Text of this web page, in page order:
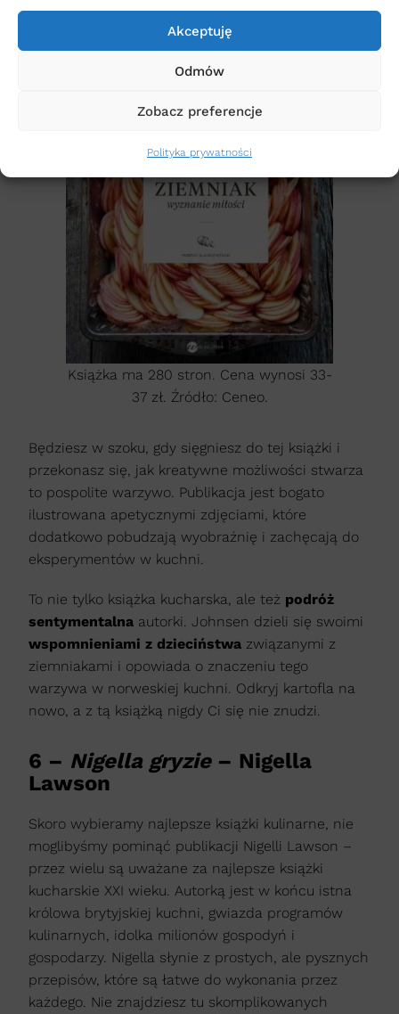
Akceptuję
Odmów
Zobacz preferencje
Polityka prywatności
Książka ma 280 stron. Cena wynosi 33-
37 zł. Źródło: Ceneo.
Będziesz w szoku, gdy sięgniesz do tej książki i
przekonasz się, jak kreatywne możliwości stwarza
to pospolite warzywo. Publikacja jest bogato
ilustrowana apetycznymi zdjęciami, które
dodatkowo pobudzają wyobraźnię i zachęcają do
eksperymentów w kuchni.
To nie tylko książka kucharska, ale też podróż
sentymentalna autorki. Johnsen dzieli się swoimi
wspomnieniami z dzieciństwa związanymi z
ziemniakami i opowiada o znaczeniu tego
warzywa w norweskiej kuchni. Odkryj kartofla na
nowo, a z tą książką nigdy Ci się nie znudzi.
6 – Nigella gryzie– Nigella
Lawson
Skoro wybieramy najlepsze książki kulinarne, nie
moglibyśmy pominąć publikacji Nigelli Lawson –
przez wielu są uważane za najlepsze książki
kucharskie XXI wieku. Autorką jest w końcu istna
królowa brytyjskiej kuchni, gwiazda programów
kulinarnych, idolka milionów gospodyń i
gospodarzy. Nigella słynie z prostych, ale pysznych
przepisów, które są łatwe do wykonania przez
każdego. Nie znajdziesz tu skomplikowanych